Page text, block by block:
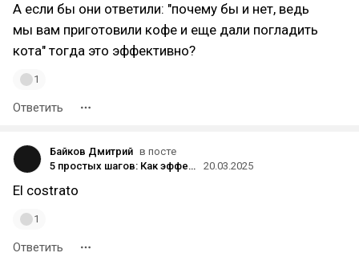
А если бы они ответили: "почему бы и нет, ведь
мы вам приготовили кофе и еще дали погладить
кота" тогда это эффективно?
1
Ответить
Байков Дмитрий в посте
5 простых шагов: Как эффективно отвечать на негативные отзывы и укрепить репутацию вашего бизнеса
20.03.2025
El costrato
1
Ответить